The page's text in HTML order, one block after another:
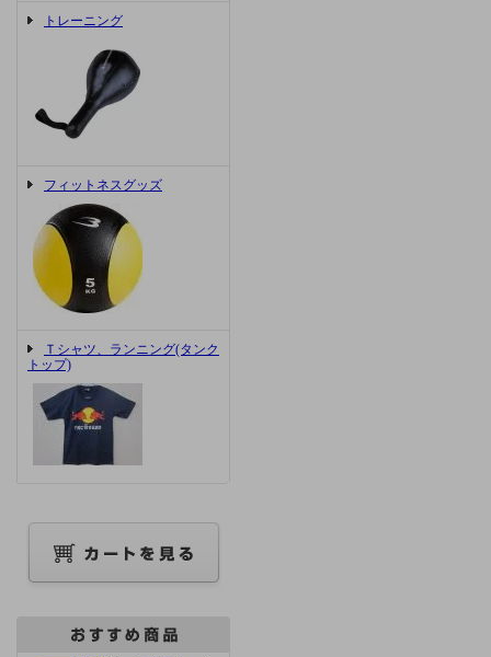
トレーニング
フィットネスグッズ
Ｔシャツ、ランニング(タンク
トップ)